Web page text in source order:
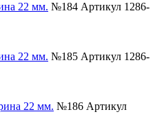
№184 Артикул 1286-
№185 Артикул 1286-
№186 Артикул